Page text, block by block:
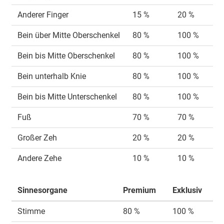
Anderer Finger 15 % 20 %
Bein über Mitte Oberschenkel 80 % 100 %
Bein bis Mitte Oberschenkel 80 % 100 %
Bein unterhalb Knie 80 % 100 %
Bein bis Mitte Unterschenkel 80 % 100 %
Fuß 70 % 70 %
Großer Zeh 20 % 20 %
Andere Zehe 10 % 10 %
Sinnesorgane Premium Exklusiv
Stimme 80 % 100 %